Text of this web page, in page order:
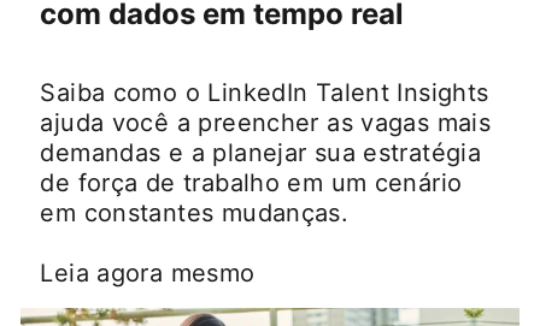
com dados em tempo real
Saiba como o LinkedIn Talent Insights
ajuda você a preencher as vagas mais
demandas e a planejar sua estratégia
de força de trabalho em um cenário
em constantes mudanças.
Leia agora mesmo